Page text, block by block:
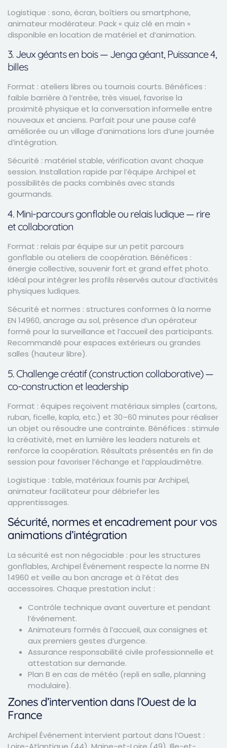
Logistique : sono, écran, boîtiers ou smartphone,
animateur modérateur. Pack « quiz clé en main »
disponible en location de matériel et d’animation.
3. Jeux géants en bois — Jenga géant, Puissance 4,
billes
Format : ateliers libres ou tournois courts. Bénéfices :
faible barrière à l’entrée, très visuel, favorise la
proximité physique et la conversation informelle entre
nouveaux et anciens. Parfait pour une pause café
améliorée ou un village d’animations lors d’une journée
d’intégration.
Sécurité : matériel stable, vérification avant chaque
session. Installation rapide par l’équipe Archipel et
possibilités de packs combinés avec stands
gourmands.
4. Mini-parcours gonflable ou relais ludique — rire
et collaboration
Format : relais par équipe sur un petit parcours
gonflable ou ateliers de coopération. Bénéfices :
énergie collective, souvenir fort et grand effet photo.
Idéal pour intégrer les profils réservés autour d’activités
physiques ludiques.
Sécurité et normes : structures conformes à la norme
EN 14960, ancrage au sol, présence d’un opérateur
formé pour la surveillance et l’accueil des participants.
Recommandé pour espaces extérieurs ou grandes
salles (hauteur libre).
5. Challenge créatif (construction collaborative) —
co-construction et leadership
Format : équipes reçoivent matériaux simples (cartons,
ruban, ficelle, kapla, etc.) et 30–60 minutes pour réaliser
un objet ou résoudre une contrainte. Bénéfices : stimule
la créativité, met en lumière les leaders naturels et
renforce la coopération. Résultats présentés en fin de
session pour favoriser l’échange et l’applaudimètre.
Logistique : table, matériaux fournis par Archipel,
animateur facilitateur pour débriefer les
apprentissages.
Sécurité, normes et encadrement pour vos
animations d’intégration
La sécurité est non négociable : pour les structures
gonflables, Archipel Événement respecte la norme EN
14960 et veille au bon ancrage et à l’état des
accessoires. Chaque prestation inclut :
Contrôle technique avant ouverture et pendant
l’événement.
Animateurs formés à l’accueil, aux consignes et
aux premiers gestes d’urgence.
Assurance responsabilité civile professionnelle et
attestation sur demande.
Plan B en cas de météo (repli en salle, planning
modulaire).
Zones d’intervention dans l’Ouest de la
France
Archipel Événement intervient partout dans l’Ouest :